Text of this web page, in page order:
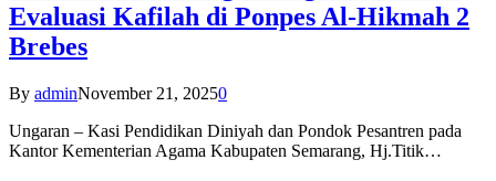
Evaluasi Kafilah di Ponpes Al-Hikmah 2
Brebes
By adminNovember 21, 20250
Ungaran – Kasi Pendidikan Diniyah dan Pondok Pesantren pada
Kantor Kementerian Agama Kabupaten Semarang, Hj.Titik…